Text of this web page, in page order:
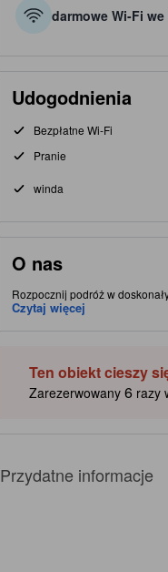
darmowe Wi-Fi
Udogodnienia
Bezpłatne Wi-Fi
Pranie
winda
O nas
Rozpocznij podróż w
(Chinatown) zapewnia łatwy
gwiazdkowy obiekt oferuje
Czytaj więcej
Ten obiekt cieszy
Zarezerwowany 6 razy
Przydatne informacje